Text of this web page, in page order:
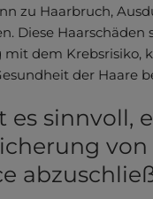
zu Haarbruch,
Diese
dem Krebsrisiko,
der Haare
es sinnvoll,
von